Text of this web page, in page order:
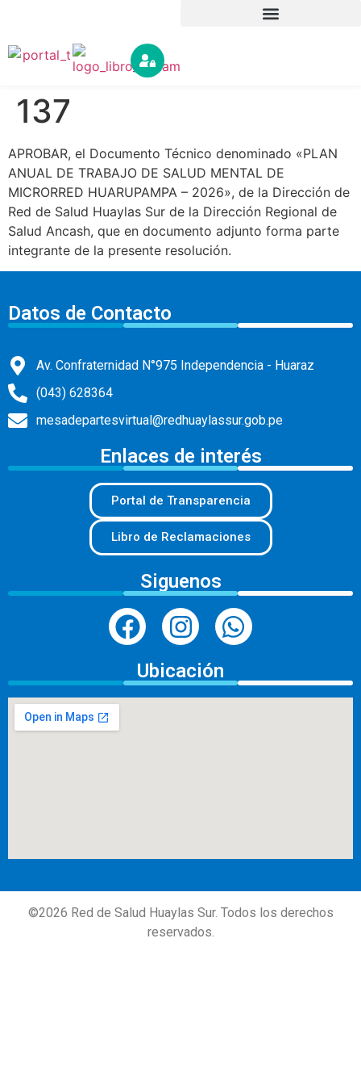
137
APROBAR, el Documento Técnico denominado «PLAN
ANUAL DE TRABAJO DE SALUD MENTAL DE
MICRORRED HUARUPAMPA – 2026», de la Dirección de
Red de Salud Huaylas Sur de la Dirección Regional de
Salud Ancash, que en documento adjunto forma parte
integrante de la presente resolución.
Datos de Contacto
Av. Confraternidad N°975 Independencia - Huaraz
(043) 628364
mesadepartesvirtual@redhuaylassur.gob.pe
Enlaces de interés
Portal de Transparencia
Libro de Reclamaciones
Siguenos
Ubicación
©2026 Red de Salud Huaylas Sur. Todos los derechos
reservados.